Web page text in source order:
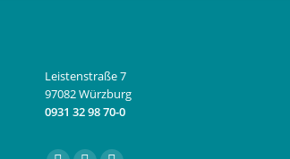
Leistenstraße 7
97082 Würzburg
0931 32 98 70-0